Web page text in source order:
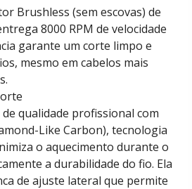
Brushless (sem escovas) de
8000 RPM de velocidade
garante um corte limpo e
mesmo em cabelos mais
qualidade profissional com
Like Carbon), tecnologia
o aquecimento durante o
a durabilidade do fio. Ela
de ajuste lateral que permite